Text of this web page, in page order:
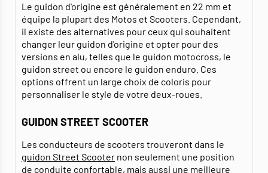
Le guidon d'origine est généralement en 22 mm et
équipe la plupart des Motos et Scooters. Cependant,
il existe des alternatives pour ceux qui souhaitent
changer leur guidon d'origine et opter pour des
versions en alu, telles que le guidon motocross, le
guidon street ou encore le guidon enduro. Ces
options offrent un large choix de coloris pour
personnaliser le style de votre deux-roues.
GUIDON STREET SCOOTER
Les conducteurs de scooters trouveront dans le
guidon Street Scooter non seulement une position
de conduite confortable, mais aussi une meilleure